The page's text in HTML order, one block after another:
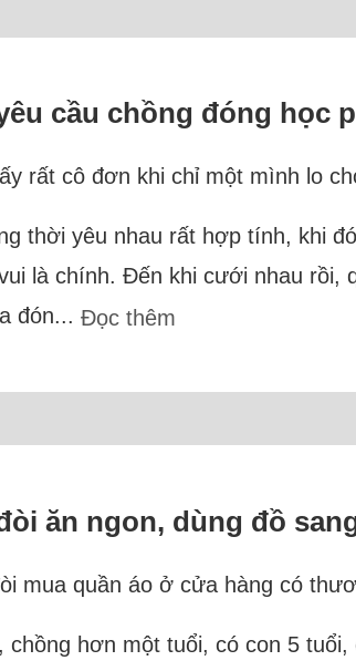
cầu chồng đóng học
rất cô đơn khi chỉ một mình lo
thời yêu nhau rất hợp tính, khi
là chính. Đến khi cưới nhau rồi,
đón...Đọc thêm
ăn ngon, dùng đồ
mua quần áo ở cửa hàng có
chồng hơn một tuổi, có con 5